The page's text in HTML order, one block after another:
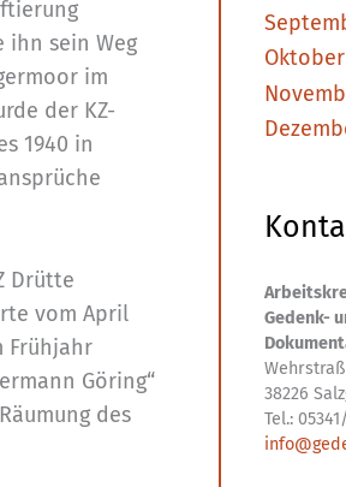
ihn sein Weg
im
der KZ-
1940 in
Drütte
vom April
Frühjahr
Göring“
des
Gedenk-
38226
Tel.: